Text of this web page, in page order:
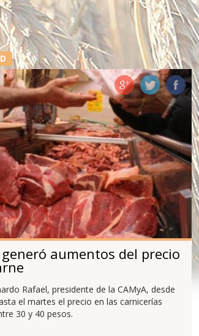
aumentos del precio
Rafael, presidente de la CAMyA, desde
el martes el precio en las carnicerías
30 y 40 pesos.